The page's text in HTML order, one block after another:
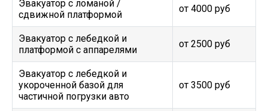
Эвакуатор c ломаной /
сдвижной платформой
от 4000 руб
Эвакуатор с лебедкой и
платформой с аппарелями
от 2500 руб
Эвакуатор с лебедкой и
укороченной базой для
частичной погрузки авто
от 3500 руб